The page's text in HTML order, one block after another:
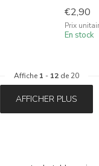
€2,90
Prix
En stock
Affiche 1 - 12 de 20
AFFICHER PLUS